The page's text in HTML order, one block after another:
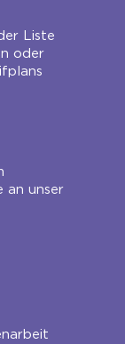
Liste
oder
an unser